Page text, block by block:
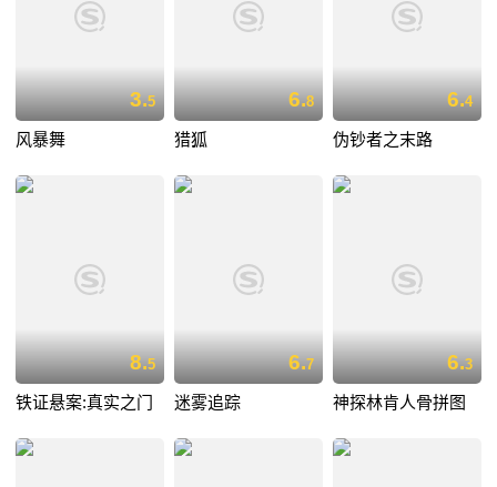
3.5
风暴舞
6.8
猎狐
6.4
伪钞者之末路
8.5
铁证悬案:真实之门
6.7
迷雾追踪
6.3
神探林肯人骨拼图